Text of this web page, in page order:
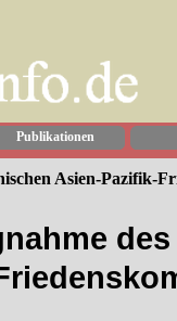
Publikationen
Asien-Pazifik-